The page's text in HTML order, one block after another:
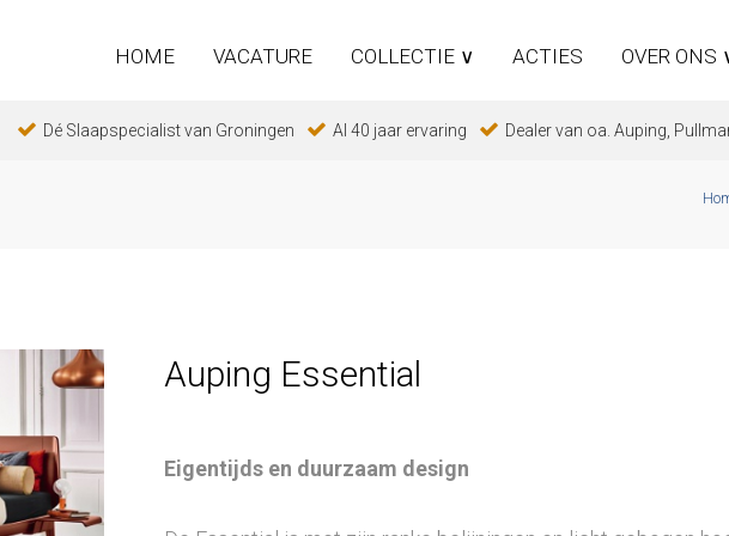
HOME VACATURE COLLECTIE ∨ ACTIES OVER ONS
Dé Slaapspecialist van Groningen Al 40 jaar ervaring Dealer van oa. Auping,
Auping Essential
Eigentijds en duurzaam design